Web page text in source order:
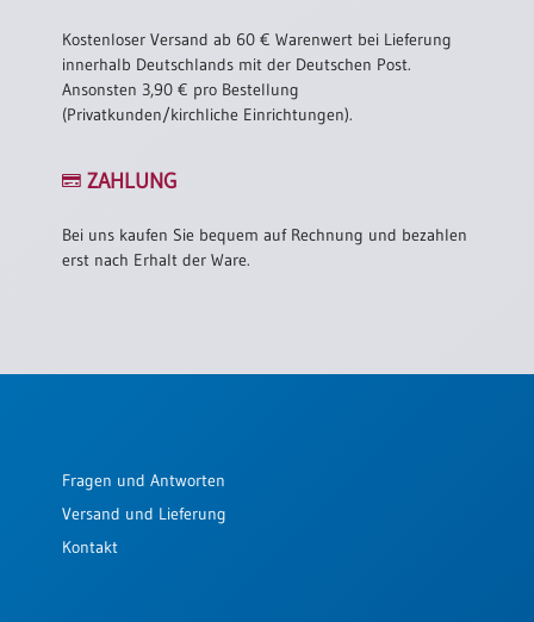
Kostenloser Versand ab 60 € Warenwert bei Lieferung
innerhalb Deutschlands mit der Deutschen Post.
Ansonsten 3,90 € pro Bestellung
(Privatkunden/kirchliche Einrichtungen).
ZAHLUNG
Bei uns kaufen Sie bequem auf Rechnung und bezahlen
erst nach Erhalt der Ware.
Fragen und Antworten
Versand und Lieferung
Kontakt